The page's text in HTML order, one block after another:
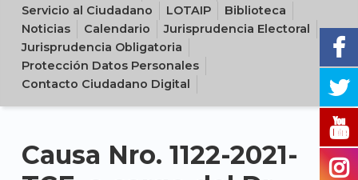
Servicio al Ciudadano
LOTAIP
Biblioteca
Noticias
Calendario
Jurisprudencia Electoral
Jurisprudencia Obligatoria
Protección Datos Personales
Contacto Ciudadano Digital
Causa Nro. 1122-2021-